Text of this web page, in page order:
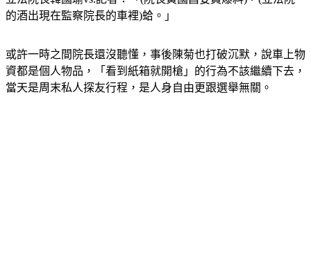
立法院長韓國瑜vs.記者：「(院長黃國昌委員爆料)，(立法院
或許一時之間院長還沒聽懂，事後陳菊也打破沉默，說車上物
資都是個人物品，「看到紙箱就開槍」的行為不該繼續下去，